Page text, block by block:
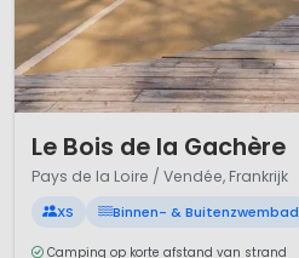
Le Bois de la Gachère
Pays de la Loire / Vendée, Frankrijk
XS Binnen- & Buitenzwembad
Camping op korte afstand van strand